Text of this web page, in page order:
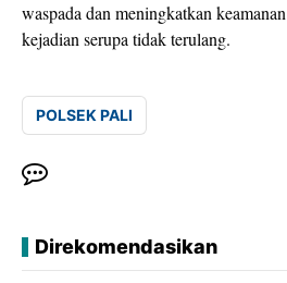
waspada dan meningkatkan
kejadian serupa tidak terulang.
POLSEK PALI
Direkomendasikan